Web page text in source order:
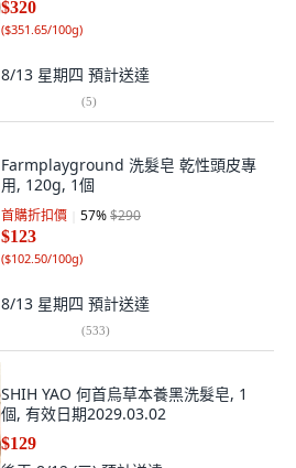
$320
($351.65/100g)
8/13 星期四 預計送達
(5)
Farmplayground 洗髮皂 乾性頭皮專
用, 120g, 1個
首購折扣價 57%$290
$123
($102.50/100g)
8/13 星期四 預計送達
(533)
SHIH YAO 何首烏草本養黑洗髮皂, 1
個, 有效日期2029.03.02
$129